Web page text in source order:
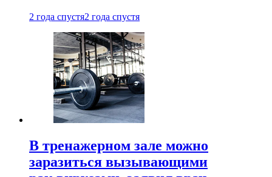
2 года спустя2 года спустя
В тренажерном зале можно
заразиться вызывающими